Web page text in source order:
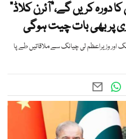
دورہ کریں گے،“آئرن کلاڈ”
پر بھی بات چیت ہوگی
وزیراعظم لی چیانگ سے ملاقاتیں طے پا